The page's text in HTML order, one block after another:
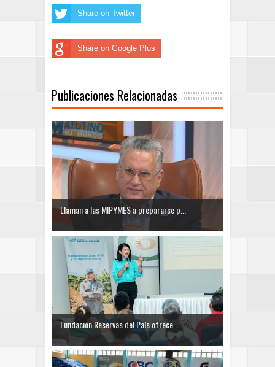
Share on Twitter
Share on Google Plus
Publicaciones Relacionadas
Llaman a las MIPYMES a prepararse p...
Fundación Reservas del País ofrece ...